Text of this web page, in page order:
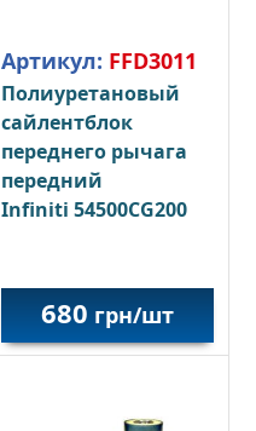
Артикул: FFD3011
Полиуретановый
сайлентблок
переднего рычага
передний
Infiniti 54500CG200
680 грн/шт